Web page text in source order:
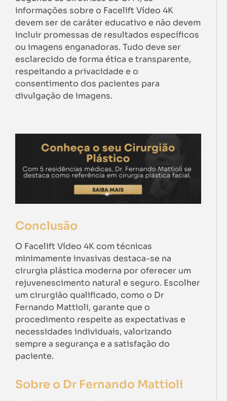
informações sobre o Facelift Vídeo 4K
devem ser de caráter educativo e não devem
incluir promessas de resultados específicos
ou imagens enganadoras. Tudo deve ser
esclarecido de forma ética e transparente,
respeitando a privacidade e o
consentimento dos pacientes para
divulgação de imagens.
Conclusão
O Facelift Vídeo 4K com técnicas
minimamente invasivas destaca-se na
cirurgia plástica moderna por oferecer um
rejuvenescimento natural e seguro. Escolher
um cirurgião qualificado, como o Dr
Fernando Mattioli, garante que o
procedimento respeite as expectativas e
necessidades individuais, valorizando
sempre a segurança e a satisfação do
paciente.
Sobre o Dr Fernando Mattioli